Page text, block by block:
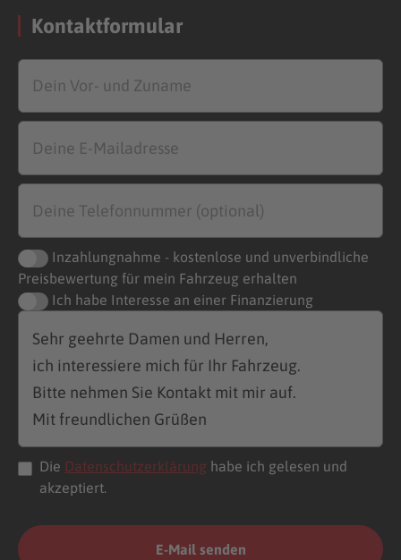
Kontaktformular
Inzahlungnahme - kostenlose und unverbindliche
Preisbewertung für mein Fahrzeug erhalten
Ich habe Interesse an einer Finanzierung
Die Datenschutzerklärung habe ich gelesen und
akzeptiert.